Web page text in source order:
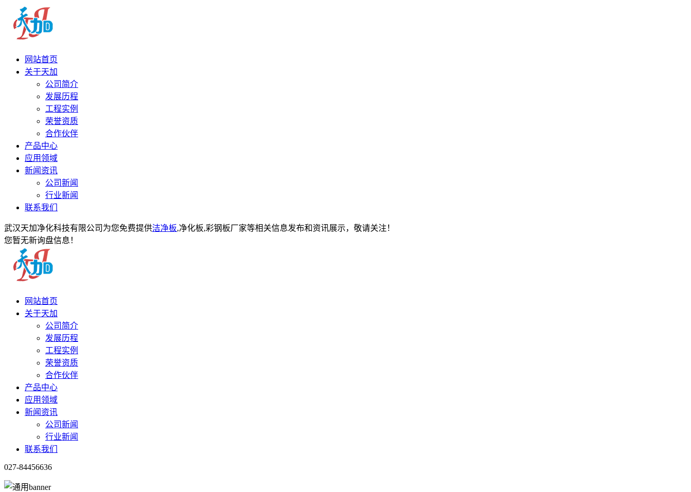
网站首页
关于天加
公司简介
发展历程
工程实例
荣誉资质
合作伙伴
产品中心
应用领域
新闻资讯
公司新闻
行业新闻
联系我们
武汉天加净化科技有限公司为您免费提供洁净板,净化板,彩钢板厂家等相关信息发布和资讯展示，敬请关注！
您暂无新询盘信息！
网站首页
关于天加
公司简介
发展历程
工程实例
荣誉资质
合作伙伴
产品中心
应用领域
新闻资讯
公司新闻
行业新闻
联系我们
027-84456636